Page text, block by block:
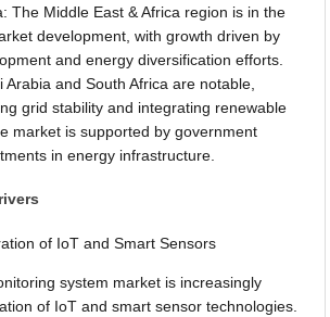
The Middle East & Africa region is in the
development, with growth driven by
and energy diversification efforts.
Arabia and South Africa are notable,
grid stability and integrating renewable
market is supported by government
in energy infrastructure.
of IoT and Smart Sensors
system market is increasingly
of IoT and smart sensor technologies.